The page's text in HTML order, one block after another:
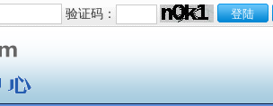
验证码：